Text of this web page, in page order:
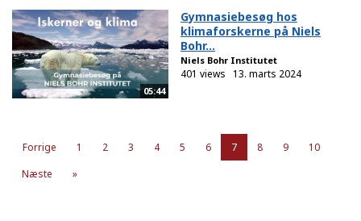
05:44
Gymnasiebesøg hos
klimaforskerne på Niels
Bohr...
Niels Bohr Institutet
401 views 13. marts 2024
Forrige 1 2 3 4 5 6 7 8 9
10
Næste
»